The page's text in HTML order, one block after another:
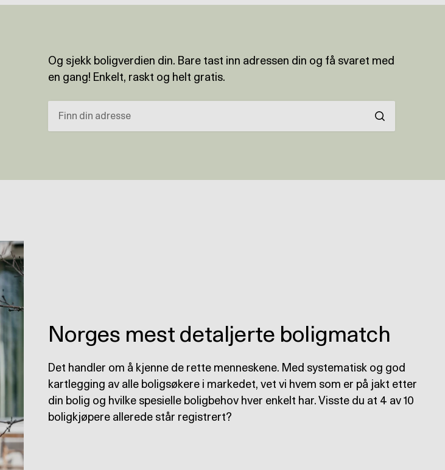
Og sjekk boligverdien din. Bare tast inn adressen din og få svaret med
en gang! Enkelt, raskt og helt gratis.
Norges mest detaljerte boligmatch
Det handler om å kjenne de rette menneskene. Med systematisk og god
kartlegging av alle boligsøkere i markedet, vet vi hvem som er på jakt etter
din bolig og hvilke spesielle boligbehov hver enkelt har. Visste du at 4 av 10
boligkjøpere allerede står registrert?